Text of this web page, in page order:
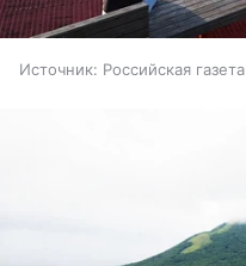
Источник: Российская газета